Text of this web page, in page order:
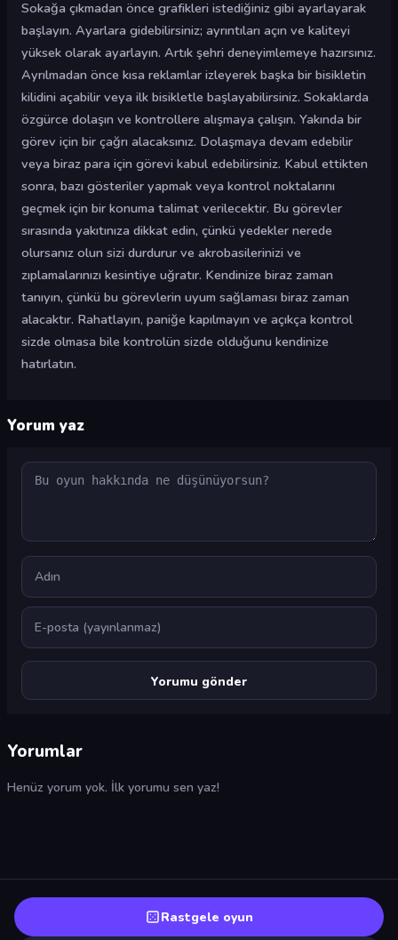
Sokağa çıkmadan önce grafikleri istediğiniz gibi ayarlayarak
başlayın. Ayarlara gidebilirsiniz; ayrıntıları açın ve kaliteyi
yüksek olarak ayarlayın. Artık şehri deneyimlemeye hazırsınız.
Ayrılmadan önce kısa reklamlar izleyerek başka bir bisikletin
kilidini açabilir veya ilk bisikletle başlayabilirsiniz. Sokaklarda
özgürce dolaşın ve kontrollere alışmaya çalışın. Yakında bir
görev için bir çağrı alacaksınız. Dolaşmaya devam edebilir
veya biraz para için görevi kabul edebilirsiniz. Kabul ettikten
sonra, bazı gösteriler yapmak veya kontrol noktalarını
geçmek için bir konuma talimat verilecektir. Bu görevler
sırasında yakıtınıza dikkat edin, çünkü yedekler nerede
olursanız olun sizi durdurur ve akrobasilerinizi ve
zıplamalarınızı kesintiye uğratır. Kendinize biraz zaman
tanıyın, çünkü bu görevlerin uyum sağlaması biraz zaman
alacaktır. Rahatlayın, paniğe kapılmayın ve açıkça kontrol
sizde olmasa bile kontrolün sizde olduğunu kendinize
hatırlatın.
Yorum yaz
Yorum
Ad
E-posta
Yorumlar
Henüz yorum yok. İlk yorumu sen yaz!
Rastgele oyun